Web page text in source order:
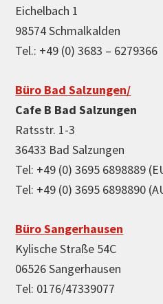
Eichelbach 1
98574 Schmalkalden
Tel.: +49 (0) 3683 – 6279366
Büro Bad Salzungen/
Cafe B Bad Salzungen
Ratsstr. 1-3
36433 Bad Salzungen
Tel: +49 (0) 3695 6898889
Tel: +49 (0) 3695 6898890
Büro Sangerhausen
Kylische Straße 54C
06526 Sangerhausen
Tel: 0176/47339077